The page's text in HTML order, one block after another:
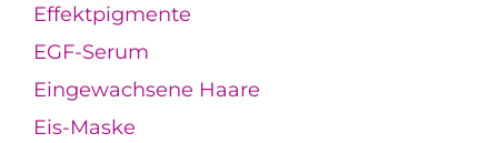
Effektpigmente
EGF-Serum
Eingewachsene Haare
Eis-Maske